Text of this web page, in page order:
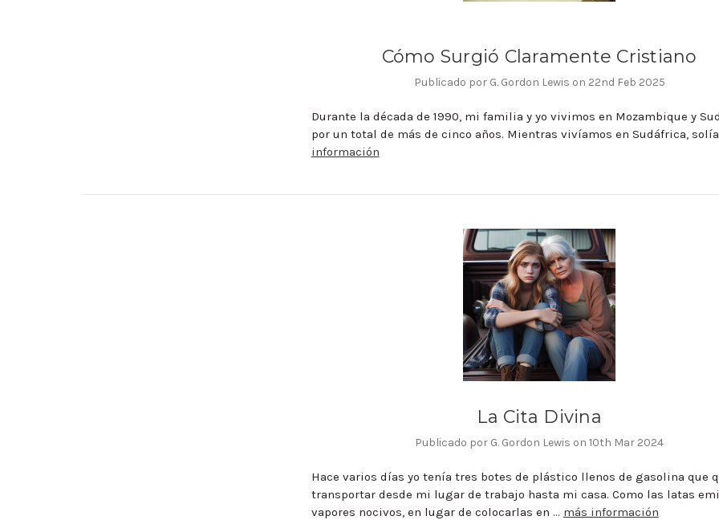
Cómo Surgió Claramente Cristiano
Publicado por G. Gordon Lewis on 22nd Feb 2025
Durante la década de 1990, mi familia y yo vivimos en Mozambique y
por un total de más de cinco años. Mientras vivíamos en Sudáfrica,
información
La Cita Divina
Publicado por G. Gordon Lewis on 10th Mar 2024
Hace varios días yo tenía tres botes de plástico llenos de gasolina que
transportar desde mi lugar de trabajo hasta mi casa. Como las latas
vapores nocivos, en lugar de colocarlas en … más información